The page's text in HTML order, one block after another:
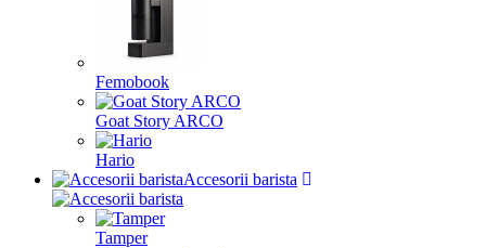
Femobook
Goat Story ARCO
Hario
Accesorii barista
Tamper